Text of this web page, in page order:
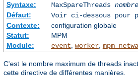
Syntaxe:
MaxSpareThreads nombre
Défaut:
Voir ci-dessous pour
Contexte:
configuration globale
Statut:
MPM
Module:
event, worker,
C'est le nombre maximum de threads
cette directive de différentes manières.